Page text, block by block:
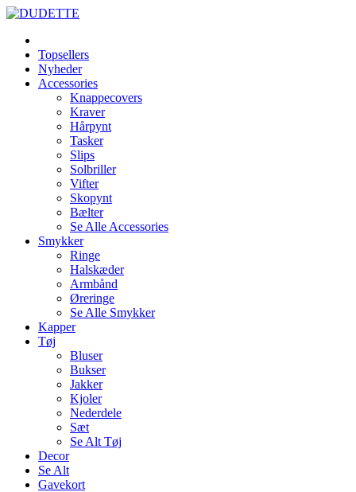
Topsellers
Nyheder
Accessories
Knappecovers
Kraver
Hårpynt
Tasker
Slips
Solbriller
Vifter
Skopynt
Bælter
Se Alle Accessories
Smykker
Ringe
Halskæder
Armbånd
Øreringe
Se Alle Smykker
Kapper
Tøj
Bluser
Bukser
Jakker
Kjoler
Nederdele
Sæt
Se Alt Tøj
Decor
Se Alt
Gavekort